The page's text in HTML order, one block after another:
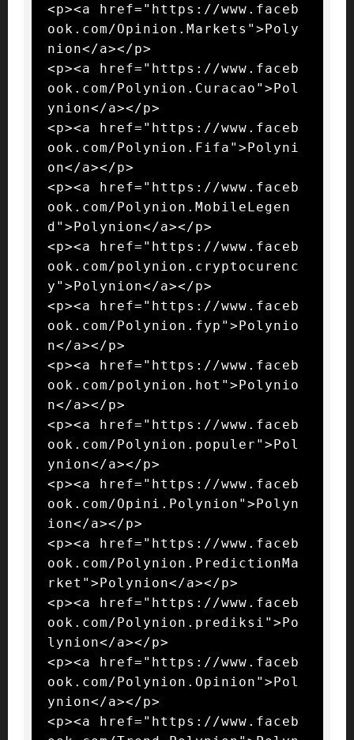
<p><a href="https://www.faceb
ook.com/Opinion.Markets">Poly
nion</a></p>
<p><a href="https://www.faceb
ook.com/Polynion.Curacao">Pol
ynion</a></p>
<p><a href="https://www.faceb
ook.com/Polynion.Fifa">Polyni
on</a></p>
<p><a href="https://www.faceb
ook.com/Polynion.MobileLegen
d">Polynion</a></p>
<p><a href="https://www.faceb
ook.com/polynion.cryptocurenc
y">Polynion</a></p>
<p><a href="https://www.faceb
ook.com/Polynion.fyp">Polynio
n</a></p>
<p><a href="https://www.faceb
ook.com/polynion.hot">Polynio
n</a></p>
<p><a href="https://www.faceb
ook.com/Polynion.populer">Pol
ynion</a></p>
<p><a href="https://www.faceb
ook.com/Opini.Polynion">Polyn
ion</a></p>
<p><a href="https://www.faceb
ook.com/Polynion.PredictionMa
rket">Polynion</a></p>
<p><a href="https://www.faceb
ook.com/Polynion.prediksi">Po
lynion</a></p>
<p><a href="https://www.faceb
ook.com/Polynion.Opinion">Pol
ynion</a></p>
<p><a href="https://www.faceb